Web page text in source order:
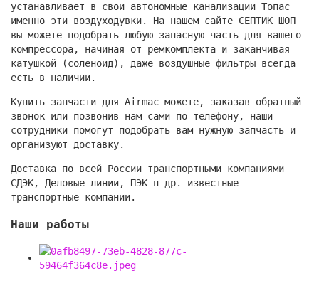
устанавливает в свои автономные канализации Топас
именно эти воздуходувки. На нашем сайте СЕПТИК ШОП
вы можете подобрать любую запасную часть для вашего
компрессора, начиная от ремкомплекта и заканчивая
катушкой (соленоид), даже воздушные фильтры всегда
есть в наличии.
Купить запчасти для Airmac можете, заказав обратный
звонок или позвонив нам сами по телефону, наши
сотрудники помогут подобрать вам нужную запчасть и
организуют доставку.
Доставка по всей России транспортными компаниями
СДЭК, Деловые линии, ПЭК п др. известные
транспортные компании.
Наши работы